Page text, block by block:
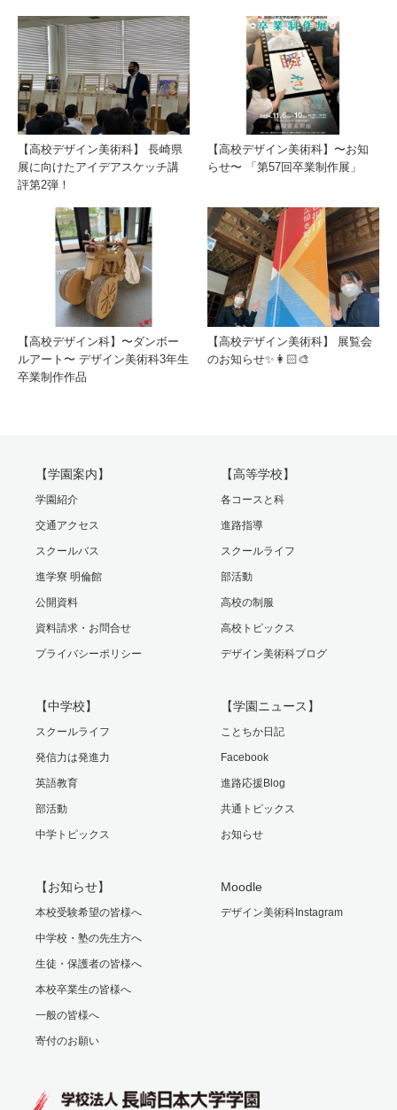
【高校デザイン美術科】 長崎県
展に向けたアイデアスケッチ講
評第2弾！
【高校デザイン美術科】〜お知
らせ〜 「第57回卒業制作展」
【高校デザイン科】〜ダンボー
ルアート〜 デザイン美術科3年生
卒業制作作品
【高校デザイン美術科】 展覧会
のお知らせ✨👩🏻‍🎨
【学園案内】
学園紹介
交通アクセス
スクールバス
進学寮 明倫館
公開資料
資料請求・お問合せ
プライバシーポリシー
【高等学校】
各コースと科
進路指導
スクールライフ
部活動
高校の制服
高校トピックス
デザイン美術科ブログ
【中学校】
スクールライフ
発信力は発進力
英語教育
部活動
中学トピックス
【学園ニュース】
ことちか日記
Facebook
進路応援Blog
共通トピックス
お知らせ
【お知らせ】
本校受験希望の皆様へ
中学校・塾の先生方へ
生徒・保護者の皆様へ
本校卒業生の皆様へ
一般の皆様へ
寄付のお願い
Moodle
デザイン美術科Instagram